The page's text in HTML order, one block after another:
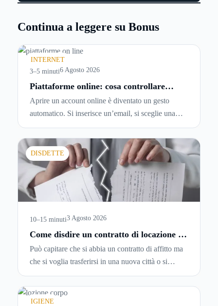
Continua a leggere su Bonus
INTERNET
3–5 minuti6 Agosto 2026
Piattaforme online: cosa controllare
prima di iscriversi e usare servizi in
tempo reale
Aprire un account online è diventato un gesto
automatico. Si inserisce un’email, si sceglie una
password, si accetta una serie di condizioni senza
leggerle davvero. Tutto avviene in pochi minuti,
spesso senza che ci si fermi a capire dove si sta
entrando.
DISDETTE
10–15 minuti3 Agosto 2026
Come disdire un contratto di locazione in
modo corretto ed efficace
Può capitare che si abbia un contratto di affitto ma
che si voglia trasferirsi in una nuova città o si
abbiano problemi a pagare il canone, per cui si
comincia a cercare un’altra abitazione: è legittimo
chiedersi se è possibile
IGIENE